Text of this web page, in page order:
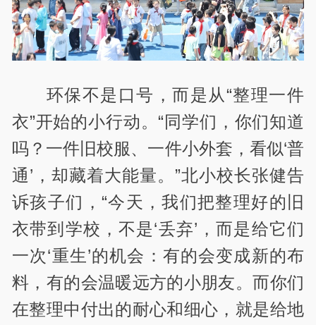
环保不是口号，而是从“整理一件
衣”开始的小行动。“同学们，你们知道
吗？一件旧校服、一件小外套，看似‘普
通’，却藏着大能量。”北小校长张健告
诉孩子们，“今天，我们把整理好的旧
衣带到学校，不是‘丢弃’，而是给它们
一次‘重生’的机会：有的会变成新的布
料，有的会温暖远方的小朋友。而你们
在整理中付出的耐心和细心，就是给地